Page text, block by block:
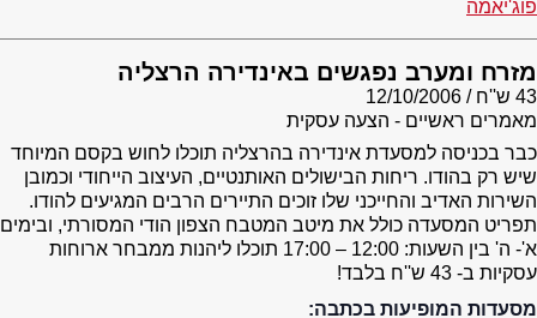
פוג'יאמה
מזרח ומערב נפגשים באינדירה הרצליה
43 ש''ח
12/10/2006
מאמרים ראשיים - הצעה עסקית
כבר בכניסה למסעדת אינדירה בהרצליה תוכלו לחוש בקסם המיוחד
שיש רק בהודו. ריחות הבישולים האותנטיים, העיצוב הייחודי וכמובן
השירות האדיב והחייכני שלו זוכים התיירים הרבים המגיעים להודו.
תפריט המסעדה כולל את מיטב המטבח הצפון הודי המסורתי, ובימים
א'- ה' בין השעות: 12:00 – 17:00 תוכלו ליהנות ממבחר ארוחות
עסקיות ב- 43 ש''ח בלבד!
מסעדות המופיעות בכתבה: